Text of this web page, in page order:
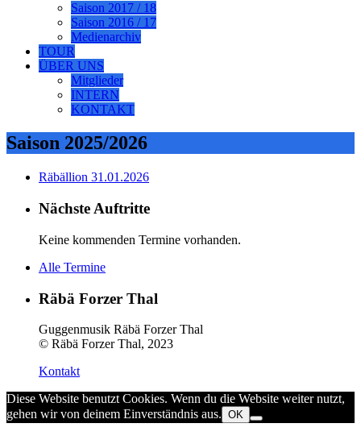
Saison 2017 / 18
Saison 2016 / 17
Medienarchiv
TOUR
ÜBER UNS
Mitglieder
INTERN
KONTAKT
Saison 2025/2026
Räbällion 31.01.2026
Nächste Auftritte
Keine kommenden Termine vorhanden.
Alle Termine
Räbä Forzer Thal
Guggenmusik Räbä Forzer Thal
© Räbä Forzer Thal, 2023
Kontakt
Diese Website benutzt Cookies. Wenn du die Website weiter nutzt,
gehen wir von deinem Einverständnis aus. OK